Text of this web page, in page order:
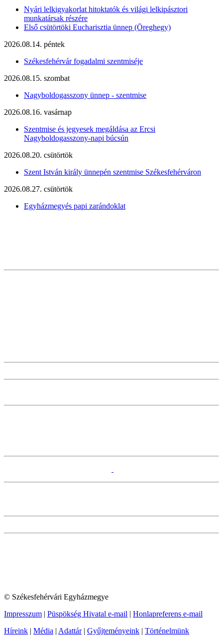
Nyári lelkigyakorlat hitoktatók és világi lelkipásztori
munkatársak részére
Első csütörtöki Eucharisztia ünnep (Öreghegy)
2026.08.14. péntek
Székesfehérvár fogadalmi szentmiséje
2026.08.15. szombat
Nagyboldogasszony ünnep - szentmise
2026.08.16. vasárnap
Szentmise és jegyesek megáldása az Ercsi
Nagyboldogasszony-napi búcsún
2026.08.20. csütörtök
Szent István király ünnepén szentmise Székesfehérváron
2026.08.27. csütörtök
Egyházmegyés papi zarándoklat
© Székesfehérvári Egyházmegye
Impresszum | Püspökség Hivatal e-mail | Honlapreferens e-mail
Híreink | Média | Adattár| Gyűjteményeink | Történelmünk